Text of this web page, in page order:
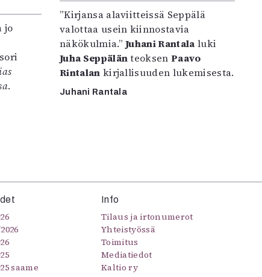
jo
.
”Kirjansa alaviitteissä Seppälä
valottaa usein kiinnostavia
näkökulmia.”Juhani Rantala luki
Juha SeppälänteoksenPaavo
Rintalan kirjallisuuden lukemisesta.
Juhani Rantala
saame
Info
Tilaus ja irtonumerot
Yhteistyössä
Toimitus
Mediatiedot
Kaltio ry